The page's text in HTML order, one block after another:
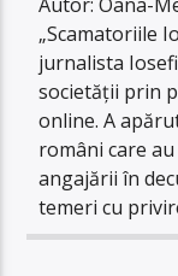
„Scamatoriile
jurnalista
societății prin
online. A
români care
angajării în
temeri cu